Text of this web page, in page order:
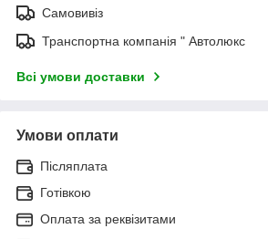
Самовивіз
Транспортна компанія " Автолюкс
Всі умови доставки
Умови оплати
Післяплата
Готівкою
Оплата за реквізитами